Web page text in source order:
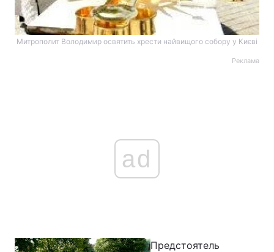
Митрополит Володимир освятить хрести найвищого собору у Києві
Реклама
ad
Предстоятель